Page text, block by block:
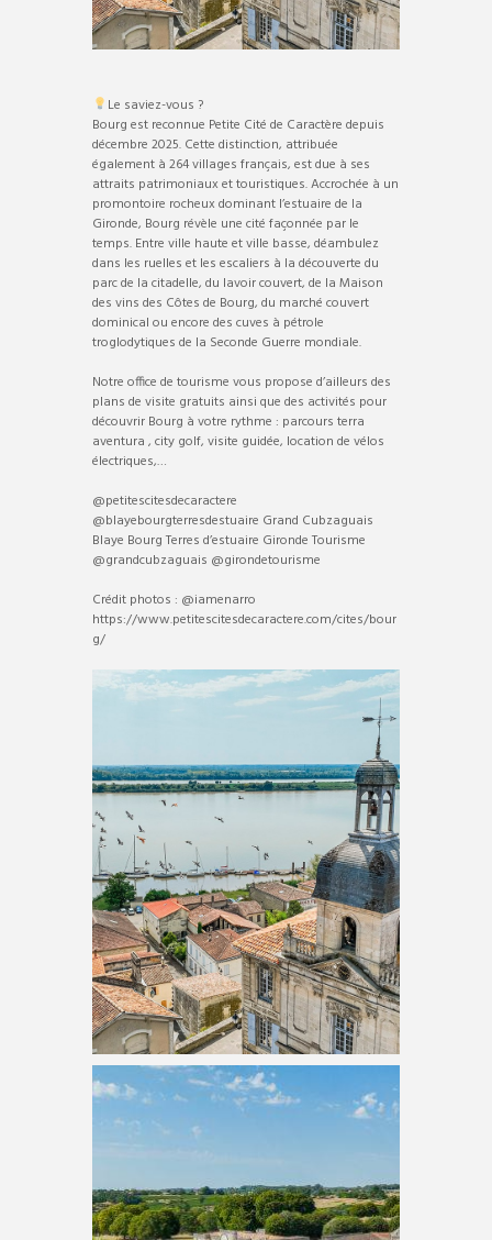
Le saviez-vous ?
Bourg est reconnue Petite Cité de Caractère depuis
décembre 2025. Cette distinction, attribuée
également à 264 villages français, est due à ses
attraits patrimoniaux et touristiques. Accrochée à un
promontoire rocheux dominant l’estuaire de la
Gironde, Bourg révèle une cité façonnée par le
temps. Entre ville haute et ville basse, déambulez
dans les ruelles et les escaliers à la découverte du
parc de la citadelle, du lavoir couvert, de la Maison
des vins des Côtes de Bourg, du marché couvert
dominical ou encore des cuves à pétrole
troglodytiques de la Seconde Guerre mondiale.
Notre office de tourisme vous propose d’ailleurs des
plans de visite gratuits ainsi que des activités pour
découvrir Bourg à votre rythme : parcours terra
aventura , city golf, visite guidée, location de vélos
électriques,…
@petitescitesdecaractere
@blayebourgterresdestuaire Grand Cubzaguais
Blaye Bourg Terres d’estuaire Gironde Tourisme
@grandcubzaguais @girondetourisme
Crédit photos : @iamenarro
https://www.petitescitesdecaractere.com/cites/bour
g/